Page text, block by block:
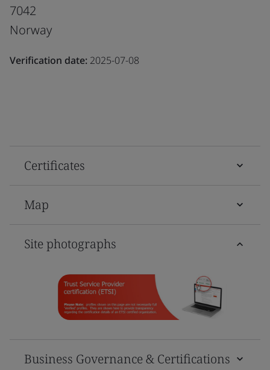
7042
Norway
Verification date: 2025-07-08
Certificates
Map
Site photographs
Business Governance & Certifications